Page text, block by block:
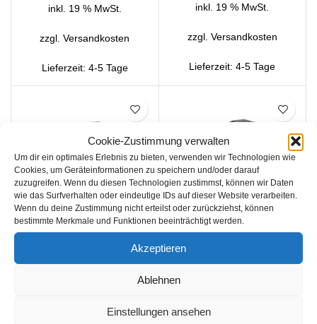
Cookie-Zustimmung verwalten
Um dir ein optimales Erlebnis zu bieten, verwenden wir Technologien wie
Cookies, um Geräteinformationen zu speichern und/oder darauf
zuzugreifen. Wenn du diesen Technologien zustimmst, können wir Daten
wie das Surfverhalten oder eindeutige IDs auf dieser Website verarbeiten.
Wenn du deine Zustimmung nicht erteilst oder zurückziehst, können
bestimmte Merkmale und Funktionen beeinträchtigt werden.
Akzeptieren
Ablehnen
Einstellungen ansehen
inkl. 19 % MwSt.
zzgl.Versandkosten
Lieferzeit: 4-5 Tage
inkl. 19 % MwSt.
zzgl. Versandkosten
Lieferzeit:4-5 Tage